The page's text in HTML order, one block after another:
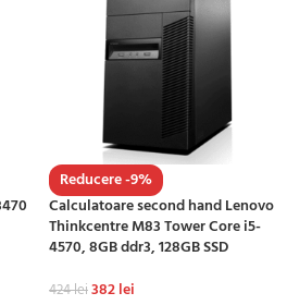
Reducere -9%
Calculatoare second hand Lenovo
Thinkcentre M83 Tower Core i5-
4570, 8GB ddr3, 128GB SSD
424lei382lei